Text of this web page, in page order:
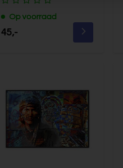
Op voorraad
45,-